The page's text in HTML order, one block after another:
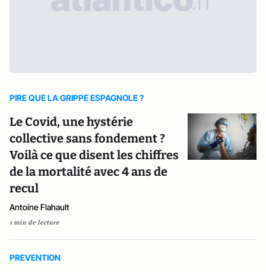
PIRE QUE LA GRIPPE ESPAGNOLE ?
Le Covid, une hystérie
collective sans fondement ?
Voilà ce que disent les chiffres
de la mortalité avec 4 ans de
recul
Antoine Flahault
1 min de lecture
PREVENTION